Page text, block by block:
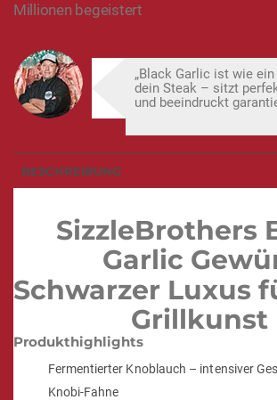
Millionen begeistert
„Black Garlic ist wie
dein Steak – sitzt
und beeindruckt
BESCHREIBUNG
SizzleBrothers
Garlic
Schwarzer Luxus
Grillkunst
Produkthighlights
Fermentierter Knoblauch – intensiver
Knobi-Fahne